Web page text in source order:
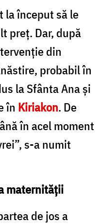
la început să le
preţ. Dar, după
din
probabil în
la Sfânta Ana și
în Kiriakon. De
în acel moment
s-a numit
maternității
de jos a